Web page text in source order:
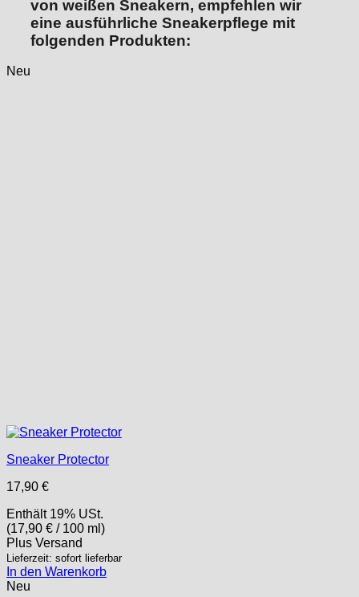
von weißen Sneakern, empfehlen wir
eine ausführliche Sneakerpflege mit
folgenden Produkten:
Neu
Sneaker Protector
17,90 €
Enthält 19% USt.
(17,90 € / 100 ml)
Plus Versand
Lieferzeit: sofort lieferbar
In den Warenkorb
Neu